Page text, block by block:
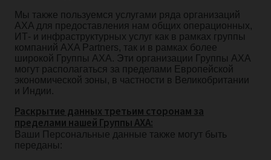
Мы также пользуемся услугами ряда организаций
AXA для предоставления нам общих операционных,
ИТ- и инфраструктурных услуг как в рамках группы
компаний AXA Partners, так и в рамках более
широкой Группы AXA. Эти организации Группы AXA
могут располагаться за пределами Европейской
экономической зоны, в частности в Великобритании
и Индии.
Раскрытие данных третьим сторонам за
пределами нашей Группы AXA:
Ваши Персональные данные также могут быть
переданы: